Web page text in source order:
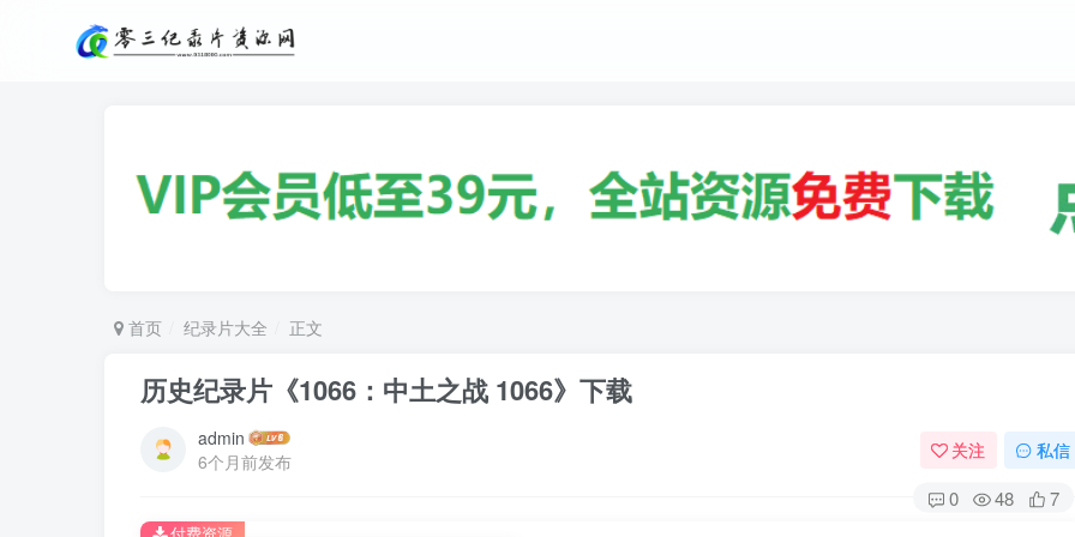
首页 纪录片大全 正文
历史纪录片《1066：中土之战 1066》下载
admin
6个月前发布
关注 私信
0 48 7